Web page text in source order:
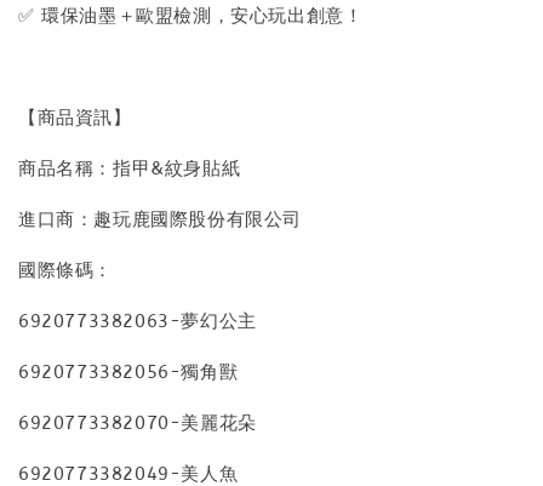
✅ 環保油墨＋歐盟檢測，安心玩出創意！
【商品資訊】
商品名稱：指甲&紋身貼紙
進口商：趣玩鹿國際股份有限公司
國際條碼：
6920773382063-夢幻公主
6920773382056-獨角獸
6920773382070-美麗花朵
6920773382049-美人魚